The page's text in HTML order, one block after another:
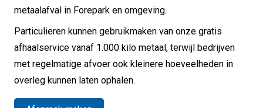
metaalafval in Forepark en omgeving.
Particulieren kunnen gebruikmaken van onze gratis
afhaalservice vanaf 1.000 kilo metaal, terwijl bedrijven
met regelmatige afvoer ook kleinere hoeveelheden in
overleg kunnen laten ophalen.